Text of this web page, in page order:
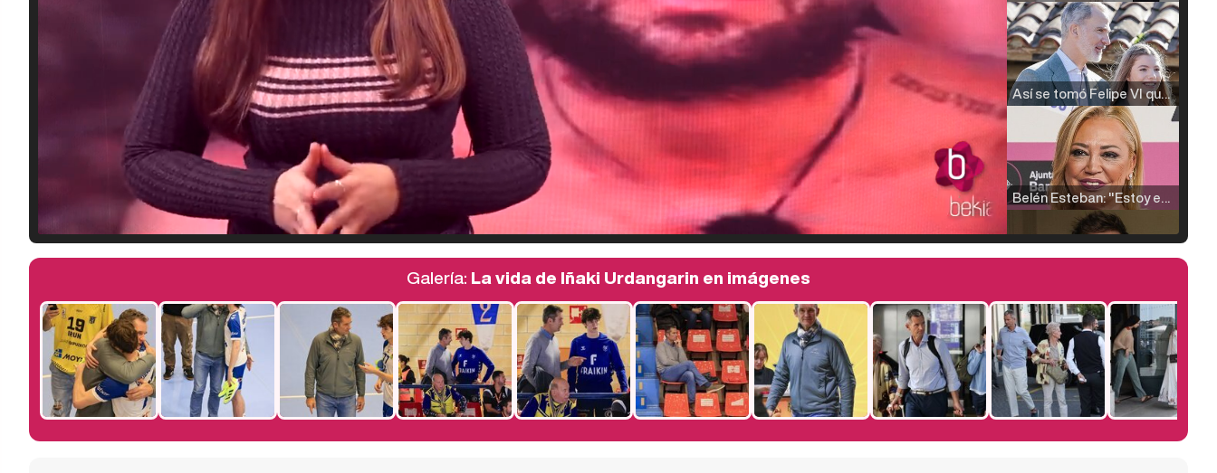
Así se tomó Felipe VI que la Infanta Sofía no quisiera recibir formación militar
Belén Esteban: "Estoy emocionada, muy contenta y muy feliz por llegar a RTVE"
Manu Baqueiro: "Tuve como referente a Bruce Willis en 'Luz de Luna' para mi trabajo en la serie 'Perdiendo el juicio'"
Magdalena de Suecia responde a las críticas y explica por qué le han permitido lanzar su propio negocio
Galería: La vida de Iñaki Urdangarin en imágenes